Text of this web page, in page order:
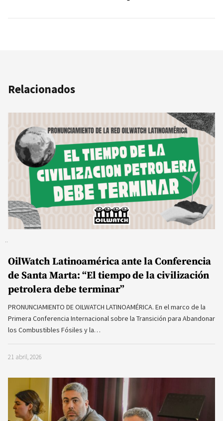
Relacionados
OilWatch Latinoamérica ante la Conferencia
de Santa Marta: “El tiempo de la civilización
petrolera debe terminar”
PRONUNCIAMIENTO DE OILWATCH LATINOAMÉRICA. En el marco de la
Primera Conferencia Internacional sobre la Transición para Abandonar
los Combustibles Fósiles y la…
21 abril, 2026